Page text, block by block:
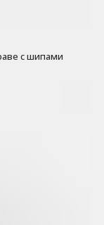
с шипами